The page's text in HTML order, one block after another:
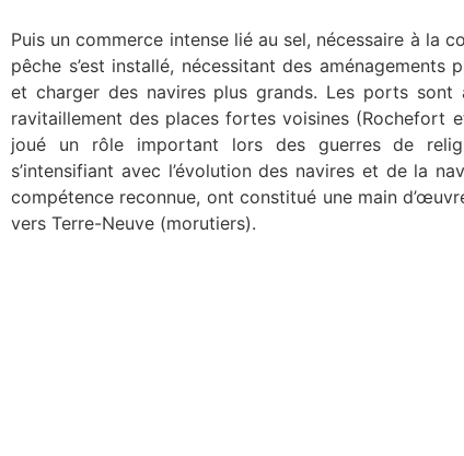
Puis un commerce intense lié au sel, nécessaire à la
pêche s’est installé, nécessitant des aménagements
et charger des navires plus grands. Les ports sont
ravitaillement des places fortes voisines (Rochefort
joué un rôle important lors des guerres de
s’intensifiant avec l’évolution des navires et de la
compétence reconnue, ont constitué une main
vers Terre-Neuve (morutiers).